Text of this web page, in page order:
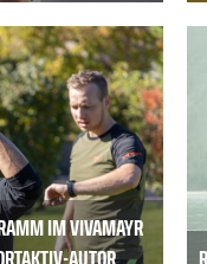
IM VIVAMAYR